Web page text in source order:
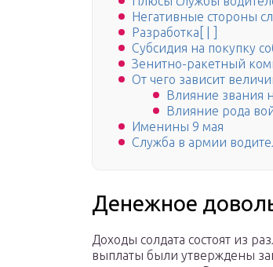
Негативные стороны
Разработка[ | ]
Субсидия на покупку
Зенитно-ракетный
От чего зависит
Влияние звания
Влияние рода
Именины 9 мая
Служба в армии
Денежное
Доходы солдата состоят из
выплаты были утверждены